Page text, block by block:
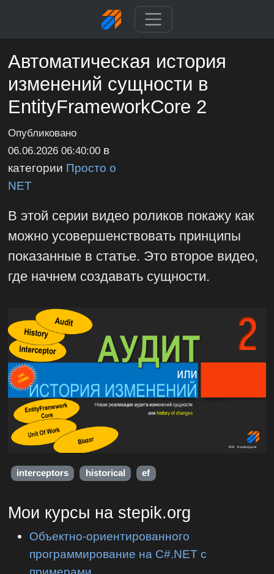
Автоматическая история
изменений сущности в
EntityFrameworkCore 2
Опубликовано
06.06.2026 06:40:00 в
категории Просто о
NET
В этой серии видео роликов покажу как
можно усовершенствовать принципы
показанные в статье. Это второе видео,
где начнем создавать сущности.
interceptors historical ef
Мои курсы на stepik.org
Объектно-ориентированного
программирование на C#.NET с